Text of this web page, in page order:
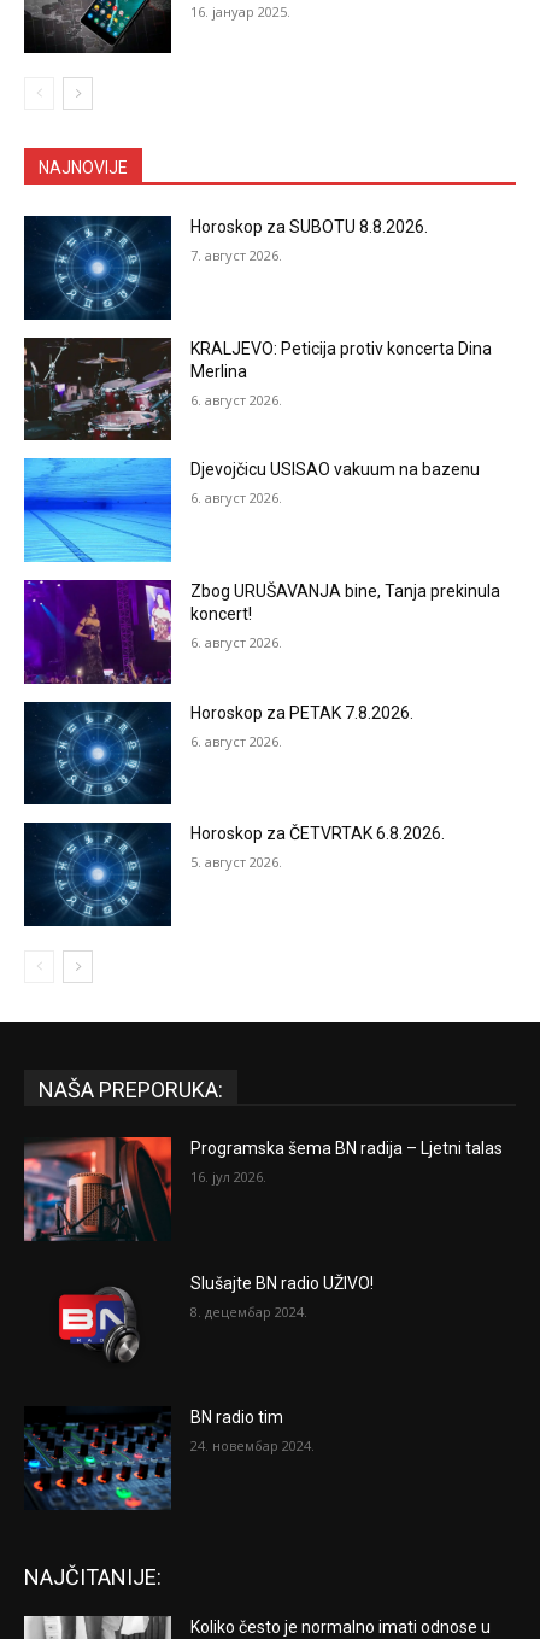
16. јануар 2025.
NAJNOVIJE
Horoskop za SUBOTU 8.8.2026.
7. август 2026.
KRALJEVO: Peticija protiv koncerta Dina
Merlina
6. август 2026.
Djevojčicu USISAO vakuum na bazenu
6. август 2026.
Zbog URUŠAVANJA bine, Tanja prekinula
koncert!
6. август 2026.
Horoskop za PETAK 7.8.2026.
6. август 2026.
Horoskop za ČETVRTAK 6.8.2026.
5. август 2026.
NAŠA PREPORUKA:
Programska šema BN radija – Ljetni talas
16. јул 2026.
Slušajte BN radio UŽIVO!
8. децембар 2024.
BN radio tim
24. новембар 2024.
NAJČITANIJE:
Koliko često je normalno imati odnose u